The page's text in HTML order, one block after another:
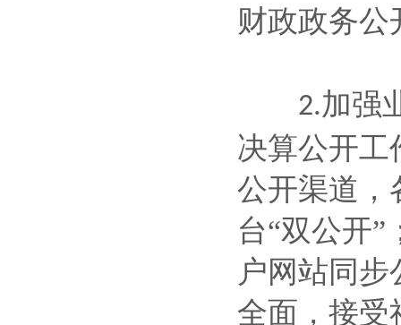
财政政务公
2.加强
决算公开工
公开渠道，
台“双公开
户网站同
全面，接受